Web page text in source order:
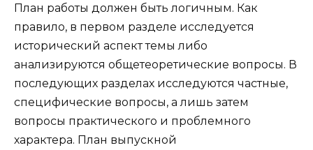
План работы должен быть логичным. Как
правило, в первом разделе исследуется
исторический аспект темы либо
анализируются общетеоретические вопросы. В
последующих разделах исследуются частные,
специфические вопросы, а лишь затем
вопросы практического и проблемного
характера. План выпускной